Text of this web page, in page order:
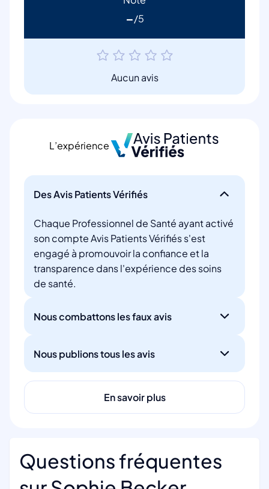
-
Aucun avis
L’expérience
Des Avis Patients Vérifiés
Chaque Professionnel de Santé ayant activé
son compte Avis Patients Vérifiés s'est
engagé à promouvoir la confiance et la
transparence dans l'expérience des soins
de santé.
Nous combattons les faux avis
Nous publions tous les avis
En savoir plus
Questions fréquentes